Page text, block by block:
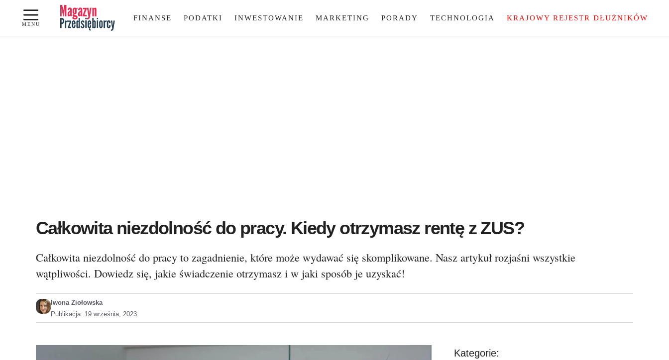
Przejdź
treści
MENU
FINANSE PODATKI INWESTOWANIE MARKETING PORADY TECHNOLOGIA KRAJOWY REJESTR DŁUŻNIKÓW
Całkowita niezdolność do pracy. Kiedy otrzymasz rentę z ZUS?
Całkowita niezdolność do pracy to zagadnienie, które może wydawać się skomplikowane. Nasz artykuł rozjaśni wszystkie
wątpliwości. Dowiedz się, jakie świadczenie otrzymasz i w jaki sposób je uzyskać!
Iwona Ziołowska
Publikacja: 19 września, 2023
Kategorie: